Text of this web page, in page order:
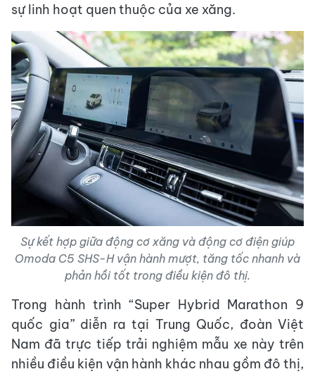
sự linh hoạt quen thuộc của xe xăng.
Sự kết hợp giữa động cơ xăng và động cơ điện giúp
Omoda C5 SHS-H vận hành mượt, tăng tốc nhanh và
phản hồi tốt trong điều kiện đô thị.
Trong hành trình “Super Hybrid Marathon 9
quốc gia” diễn ra tại Trung Quốc, đoàn Việt
Nam đã trực tiếp trải nghiệm mẫu xe này trên
nhiều điều kiện vận hành khác nhau gồm đô thị,